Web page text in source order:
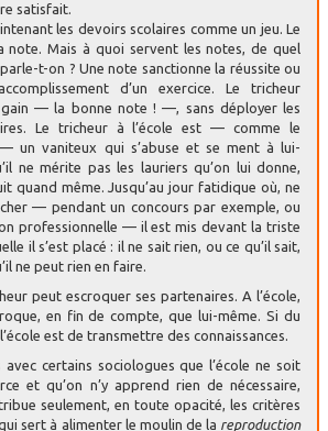
satisfait.
les devoirs scolaires comme un jeu. Le
note. Mais à quoi servent les notes, de quel
t-on ? Une note sanctionne la réussite ou
d’un exercice. Le tricheur
— la bonne note ! —, sans déployer les
Le tricheur à l’école est — comme le
un vaniteux qui s’abuse et se ment à lui-
ne mérite pas les lauriers qu’on lui donne,
quand même. Jusqu’au jour fatidique où, ne
— pendant un concours par exemple, ou
professionnelle — il est mis devant la triste
il s’est placé : il ne sait rien, ou ce qu’il sait,
ne peut rien en faire.
peut escroquer ses partenaires. A l’école,
en fin de compte, que lui-même. Si du
est de transmettre des connaissances.
certains sociologues que l’école ne soit
et qu’on n’y apprend rien de nécessaire,
seulement, en toute opacité, les critères
sert à alimenter le moulin de la reproduction